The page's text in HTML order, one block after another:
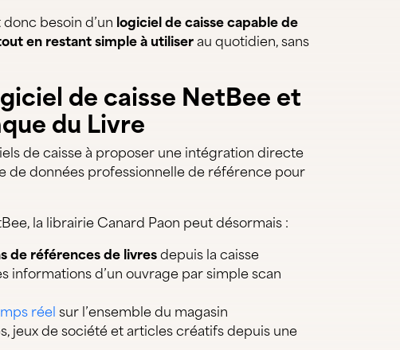
besoin d’un logiciel de caisse capable de
en restant simple à utiliserau quotidien, sans
de caisse NetBee et
du Livre
de caisse à proposer une intégration directe
de données professionnelle de référence pour
la librairie Canard Paon peut désormais :
de références de livresdepuis la caisse
informations d’un ouvrage par simple scan
réelsur l’ensemble du magasin
jeux de société et articles créatifs depuis une